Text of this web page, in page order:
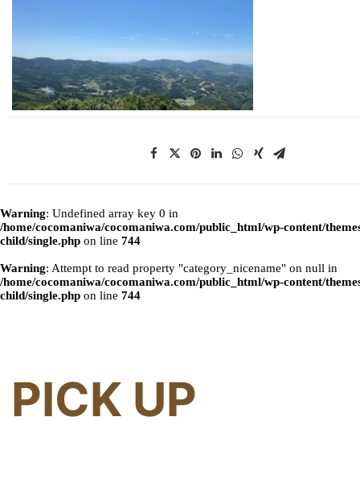
Warning: Undefined array key 0 in
/home/cocomaniwa/cocomaniwa.com/public_html/wp-content/
child/single.php on line 744
Warning: Attempt to read property "category_nicename" on null in
/home/cocomaniwa/cocomaniwa.com/public_html/wp-content/
child/single.php on line 744
PICK UP